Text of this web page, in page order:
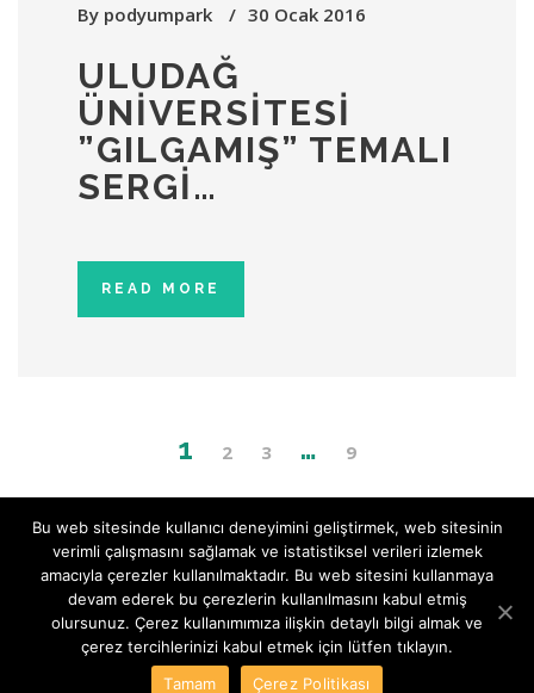
By podyumpark 30 Ocak 2016
ULUDAĞ
ÜNIVERSITESI
”GILGAMIŞ” TEMALI
SERGI…
READ MORE
1 2 3 … 9
© Copyright SenteServices - All Rights Reserved
KVKK Aydınlatma Metni-KVKK Politikası-KVKK Başvuru Formu
Çerez Politikası
Bu web sitesinde kullanıcı deneyimini geliştirmek, web sitesinin
verimli çalışmasını sağlamak ve istatistiksel verileri izlemek
amacıyla çerezler kullanılmaktadır. Bu web sitesini kullanmaya
devam ederek bu çerezlerin kullanılmasını kabul etmiş
olursunuz. Çerez kullanımımıza ilişkin detaylı bilgi almak ve
çerez tercihlerinizi kabul etmek için lütfen tıklayın.
Tamam
Çerez Politikası